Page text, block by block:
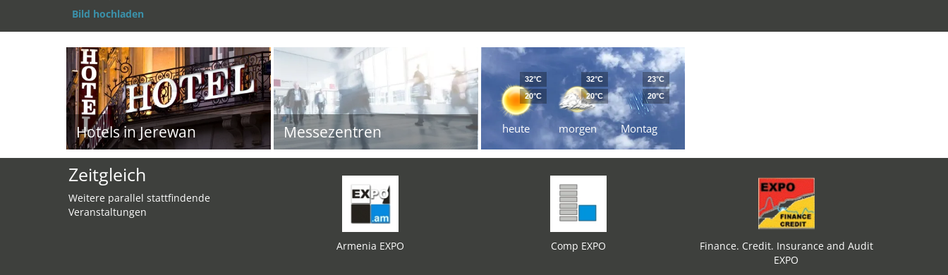
Bild hochladen
Hotels in Jerewan Messezentren heute
32°C
20°C
morgen
32°C
20°C
Montag
23°C
20°C
Zeitgleich
Weitere parallel stattfindende
Veranstaltungen
Armenia EXPO Comp EXPO
Finance. Credit. Insurance and Audit
EXPO